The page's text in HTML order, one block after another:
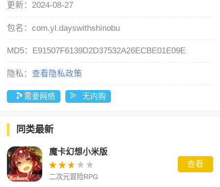
更新： 2024-08-27
包名：com.yl.dayswithshinobu
MD5： E91507F6139D2D37532A26ECBE01E09E
隐私： 查看隐私政策
需要网络 无内购
同类最新
魔卡幻想小米版
二次元冒险RPG
查看